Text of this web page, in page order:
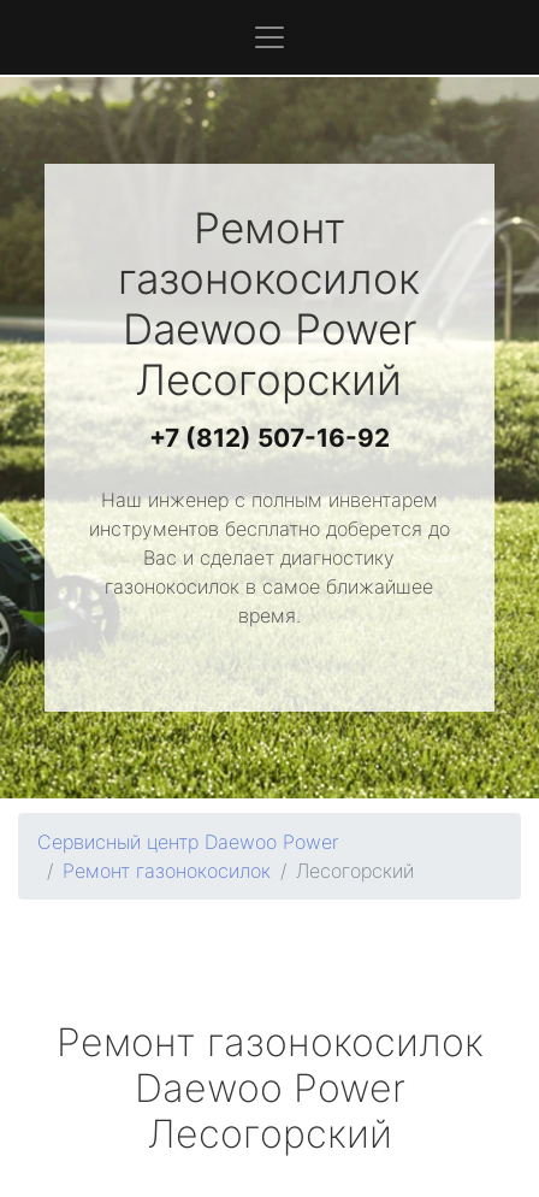
Ремонт
газонокосилок
Daewoo Power
Лесогорский
+7 (812) 507-16-92
Наш инженер с полным инвентарем
инструментов бесплатно доберется до
Вас и сделает диагностику
газонокосилок в самое ближайшее
время.
Сервисный центр Daewoo Power
Ремонт газонокосилок
Лесогорский
Ремонт газонокосилок
Daewoo Power
Лесогорский